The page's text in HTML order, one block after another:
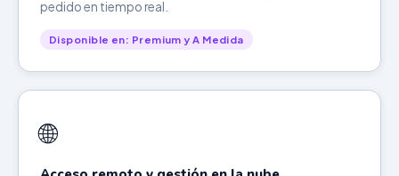
pedido en tiempo real.
Disponible en: Premium y A Medida
🌐